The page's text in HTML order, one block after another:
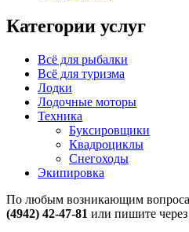
Категории услуг
Всё для рыбалки
Всё для туризма
Лодки
Лодочные моторы
Техника
Буксировщики
Квадроциклы
Снегоходы
Экипировка
По любым возникающим
(4942) 42-47-81 или пишите